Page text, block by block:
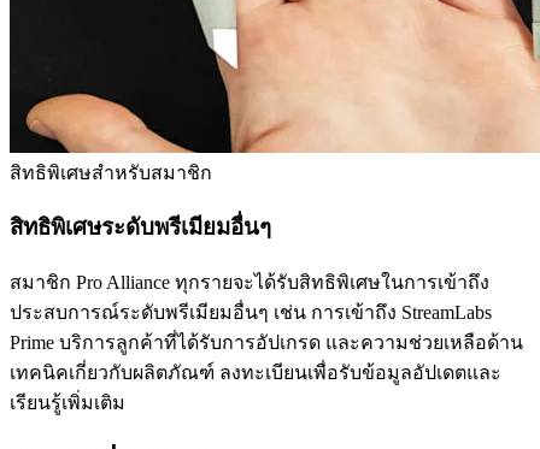
สิทธิพิเศษสำหรับสมาชิก
สิทธิพิเศษระดับพรีเมียมอื่นๆ
สมาชิก Pro Alliance ทุกรายจะได้รับสิทธิพิเศษในการเข้าถึง
ประสบการณ์ระดับพรีเมียมอื่นๆ เช่น การเข้าถึง StreamLabs
Prime บริการลูกค้าที่ได้รับการอัปเกรด และความช่วยเหลือด้าน
เทคนิคเกี่ยวกับผลิตภัณฑ์ ลงทะเบียนเพื่อรับข้อมูลอัปเดตและ
เรียนรู้เพิ่มเติม